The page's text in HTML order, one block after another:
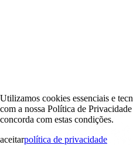
Utilizamos cookies essenciais e
com a nossa Política de
concorda com estas condições.
aceitarpolítica de privacidade